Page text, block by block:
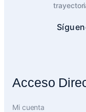
Acceso
Mi cuenta